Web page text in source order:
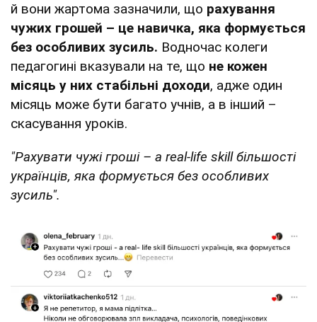
й вони жартома зазначили, що рахування
чужих грошей – це навичка, яка формується
без особливих зусиль. Водночас колеги
педагогині вказували на те, що не кожен
місяць у них стабільні доходи, адже один
місяць може бути багато учнів, а в інший –
скасування уроків.
"Рахувати чужі гроші – a real-life skill більшості
українців, яка формується без особливих
зусиль".